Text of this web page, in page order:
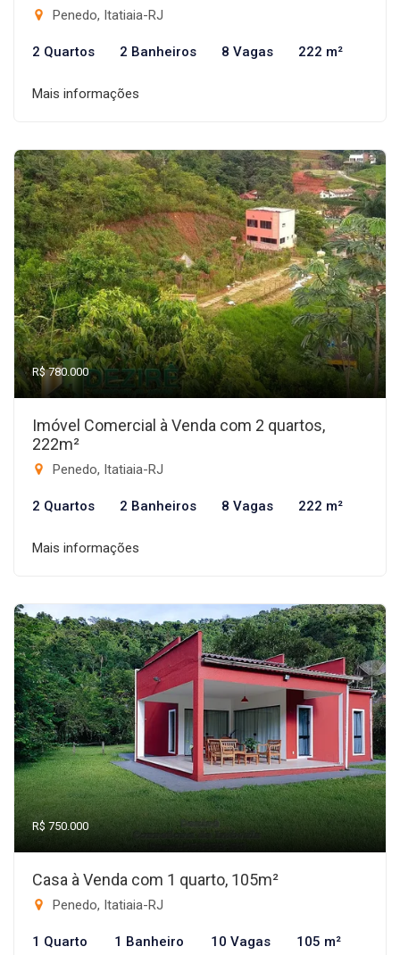
Penedo, Itatiaia-RJ
2 Quartos 2 Banheiros 8 Vagas 222 m²
Mais informações
R$ 780.000
Imóvel Comercial à Venda com 2 quartos,
222m²
Penedo, Itatiaia-RJ
2 Quartos 2 Banheiros 8 Vagas 222 m²
Mais informações
R$ 750.000
Casa à Venda com 1 quarto, 105m²
Penedo, Itatiaia-RJ
1 Quarto 1 Banheiro 10 Vagas 105 m²